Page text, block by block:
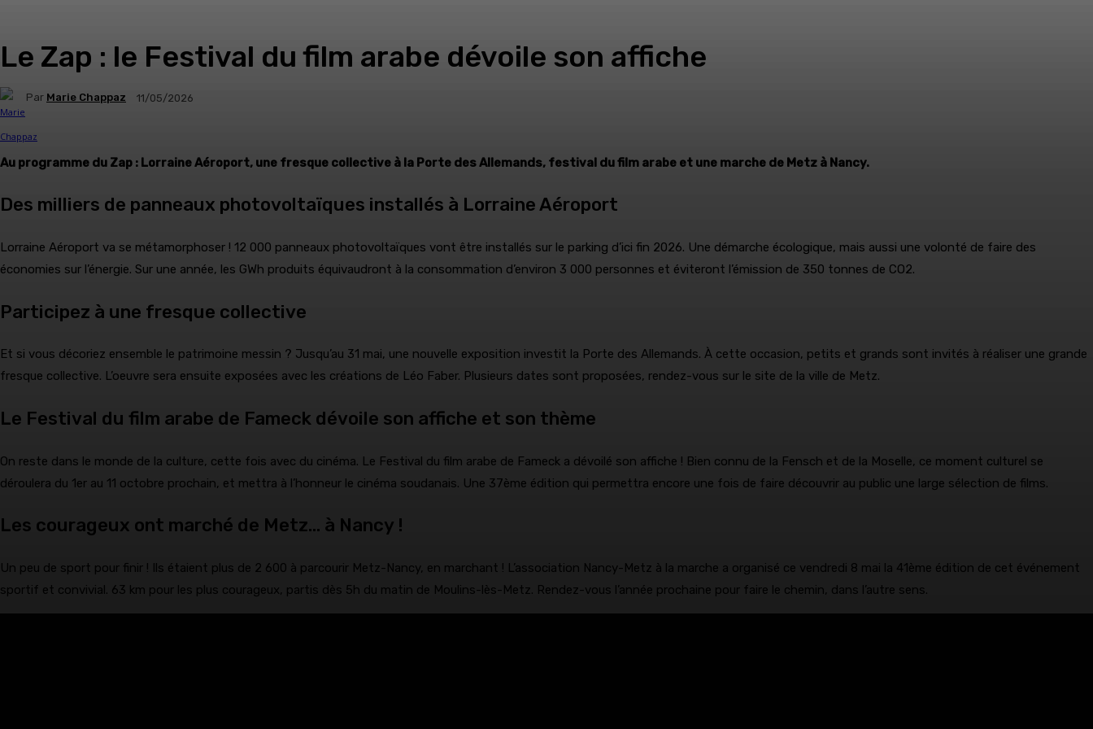
Le Zap : le Festival du film arabe dévoile son affiche
Par Marie Chappaz 11/05/2026
Au programme du Zap : Lorraine Aéroport, une fresque collective à la Porte des Allemands, festival du film arabe et une marche de Metz à Nancy.
Des milliers de panneaux photovoltaïques installés à Lorraine Aéroport
Lorraine Aéroport va se métamorphoser ! 12 000 panneaux photovoltaïques vont être installés sur le parking d’ici fin 2026. Une démarche écologique, mais aussi une volonté de faire des
économies sur l’énergie. Sur une année, les GWh produits équivaudront à la consommation d’environ 3 000 personnes et éviteront l’émission de 350 tonnes de CO2.
Participez à une fresque collective
Et si vous décoriez ensemble le patrimoine messin ? Jusqu’au 31 mai, une nouvelle exposition investit la Porte des Allemands. À cette occasion, petits et grands sont invités à réaliser une grande
fresque collective. L’oeuvre sera ensuite exposées avec les créations de Léo Faber. Plusieurs dates sont proposées, rendez-vous sur le site de la ville de Metz.
Le Festival du film arabe de Fameck dévoile son affiche et son thème
On reste dans le monde de la culture, cette fois avec du cinéma. Le Festival du film arabe de Fameck a dévoilé son affiche ! Bien connu de la Fensch et de la Moselle, ce moment culturel se
déroulera du 1er au 11 octobre prochain, et mettra à l’honneur le cinéma soudanais. Une 37ème édition qui permettra encore une fois de faire découvrir au public une large sélection de films.
Les courageux ont marché de Metz… à Nancy !
Un peu de sport pour finir ! Ils étaient plus de 2 600 à parcourir Metz-Nancy, en marchant ! L’association Nancy-Metz à la marche a organisé ce vendredi 8 mai la 41ème édition de cet événement
sportif et convivial. 63 km pour les plus courageux, partis dès 5h du matin de Moulins-lès-Metz. Rendez-vous l’année prochaine pour faire le chemin, dans l’autre sens.